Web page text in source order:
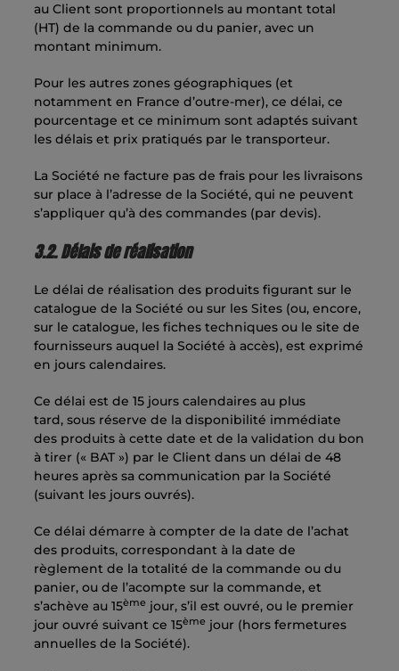
au Client sont proportionnels au montant total
(HT) de la commande ou du panier, avec un
montant minimum.
Pour les autres zones géographiques (et
notamment en France d’outre-mer), ce délai, ce
pourcentage et ce minimum sont adaptés suivant
les délais et prix pratiqués par le transporteur.
La Société ne facture pas de frais pour les livraisons
sur place à l’adresse de la Société, qui ne peuvent
s’appliquer qu’à des commandes (par devis).
3.2. Délais de réalisation
Le délai de réalisation des produits figurant sur le
catalogue de la Société ou sur les Sites (ou, encore,
sur le catalogue, les fiches techniques ou le site de
fournisseurs auquel la Société à accès), est exprimé
en jours calendaires.
Ce délai est de 15 jours calendaires au plus
tard, sous réserve de la disponibilité immédiate
des produits à cette date et de la validation du bon
à tirer (« BAT ») par le Client dans un délai de 48
heures après sa communication par la Société
(suivant les jours ouvrés).
Ce délai démarre à compter de la date de l’achat
des produits, correspondant à la date de
règlement de la totalité de la commande ou du
panier, ou de l’acompte sur la commande, et
s’achève au 15ème jour, s’il est ouvré, ou le premier
jour ouvré suivant ce 15ème jour (hors fermetures
annuelles de la Société).